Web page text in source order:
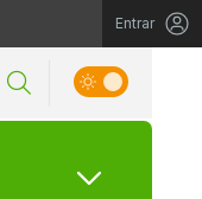
Entrar